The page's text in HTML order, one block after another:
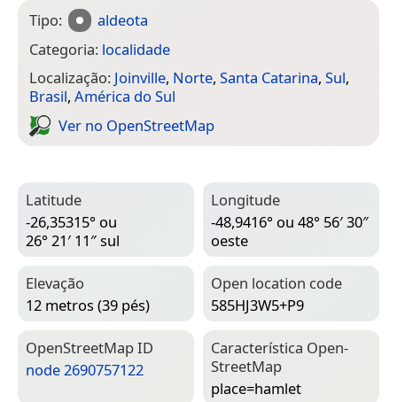
Tipo:
aldeota
Categoria: localidade
Localização: Joinville, Norte, Santa Catarina, Sul,
Brasil, América do Sul
Ver no Open­Street­Map
Latitude
-26,35315° ou
26° 21′ 11″ sul
Longitude
-48,9416° ou 48° 56′ 30″
oeste
Elevação
12 metros (39 pés)
Open location code
585HJ3W5+P9
Open­Street­Map ID
node 2690757122
Característica Open­
Street­Map
place=­hamlet